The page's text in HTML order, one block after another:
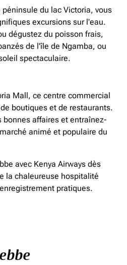
péninsule du lac Victoria, vous
excursions sur l'eau.
dégustez du poisson frais,
de l'île de Ngamba, ou
spectaculaire.
Mall, ce centre commercial
boutiques et de restaurants.
bonnes affaires et entraînez-
animé et populaire du
avec Kenya Airways dès
la chaleureuse hospitalité
pratiques.